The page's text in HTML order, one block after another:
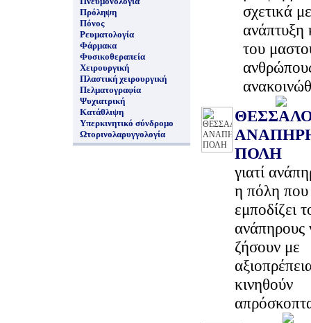
Πρόληψη
Πόνος
Ρευματολογία
Φάρμακα
Φυσικοθεραπεία
Χειρουργική
Πλαστική χειρουργική
Πελματογραφία
Ψυχιατρική
Κατάθλιψη
Υπερκινητικό σύνδρομο
Ωτορινολαρυγγολογία
σχετικά
ανάπτυξη
του
ΠΟΛΗ
γιατί
η πόλη που
εμποδίζει
ανάπηρους
ζήσουν με
κινηθούν